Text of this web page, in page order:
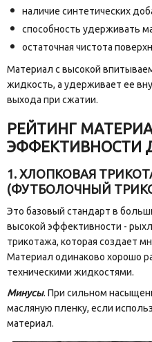
наличие синтетических
способность удерживать
остаточная чистота
Материал с высокой
жидкость, а удерживает ее
выхода при сжатии.
РЕЙТИНГ
ЭФФЕКТИВНОСТИ
1. ХЛОПКОВАЯ
(ФУТБОЛОЧНЫЙ
Это базовый стандарт в
высокой эффективности -
трикотажа, которая создает
Материал одинаково хорошо
техническими жидкостями.
Минусы. При сильном
масляную пленку, если
материал.